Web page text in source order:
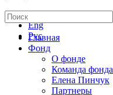
Укр
Eng
Рус
Главная
Фонд
О фонде
Команда фонда
Елена Пинчук
Партнеры